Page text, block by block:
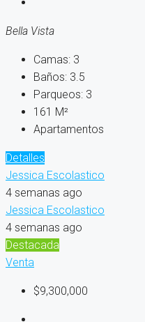
Bella Vista
Camas: 3
Baños: 3.5
Parqueos: 3
161 M²
Apartamentos
Detalles
Jessica Escolastico
4 semanas ago
Jessica Escolastico
4 semanas ago
Destacada
Venta
$9,300,000